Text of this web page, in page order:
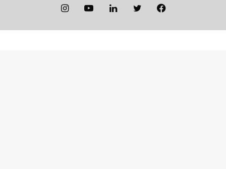
Facebook
Twitter
LinkedIn
YouTube
Instagram